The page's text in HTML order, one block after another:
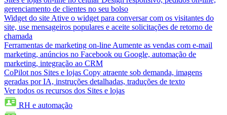
gerenciamento de clientes no seu bolso
Widget do site Ative o widget para conversar com os visitantes do
site, use mensageiros populares e aceite solicitações de retorno de
chamada
Ferramentas de marketing on-line Aumente as vendas com e-mail
marketing, anúncios no Facebook ou Google, automação de
marketing, integração ao CRM
CoPilot nos Sites e lojas Copy atraente sob demanda, imagens
geradas por IA, instruções detalhadas, traduções de texto
Ver todos os recursos dos Sites e lojas
RH e automação